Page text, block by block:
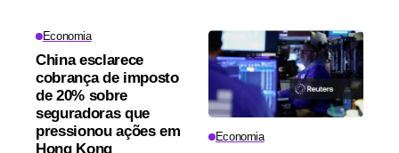
Economia
China esclarece
cobrança de imposto
de 20% sobre
seguradoras que
pressionou ações em
Hong Kong
Economia